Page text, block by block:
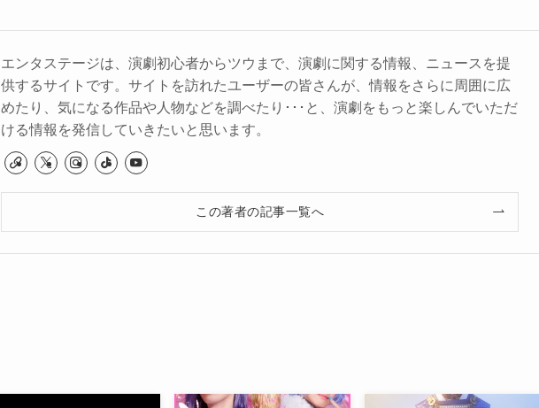
エンタステージは、演劇初心者からツウまで、演劇に関する情報、ニュースを提
供するサイトです。サイトを訪れたユーザーの皆さんが、情報をさらに周囲に広
めたり、気になる作品や人物などを調べたり･･･と、演劇をもっと楽しんでいただ
ける情報を発信していきたいと思います。
この著者の記事一覧へ